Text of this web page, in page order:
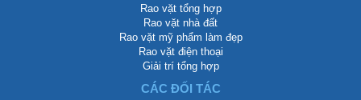
Rao vặt tổng hợp
Rao vặt nhà đất
Rao vặt mỹ phẩm làm đẹp
Rao vặt điện thoại
Giải trí tổng hợp
CÁC ĐỐI TÁC